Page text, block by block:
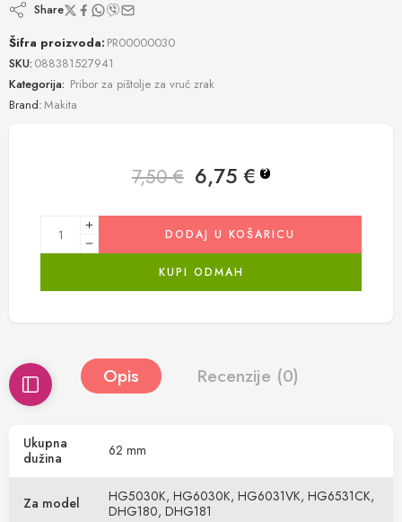
Share
Šifra proizvoda: PR00000030
SKU: 088381527941
Kategorija: Pribor za pištolje za vruć zrak
Brand:Makita
7,50€ 6,75 € ?
DODAJ U KOŠARICU
KUPI ODMAH
Opis Recenzije (0)
Ukupna
dužina
62 mm
Za model
HG5030K, HG6030K, HG6031VK, HG6531CK,
DHG180, DHG181